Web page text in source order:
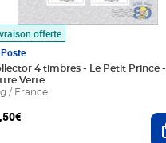
panier
offerte
4 timbres - Le Petit Prince -
Verte
/ France
,50€